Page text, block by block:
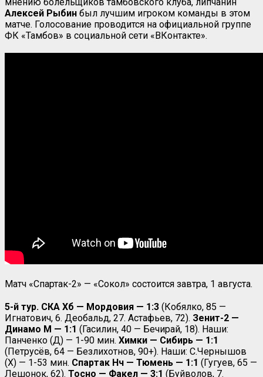
Алексей Рыбин был лучшим игроком команды в этом
матче. Голосование проводится на официальной группе
ФК «Тамбов» в социальной сети «ВКонтакте».
Матч «Спартак-2» — «Сокол» состоится завтра, 1 августа.
5-й тур. СКА Хб — Мордовия — 1:3 (Кобялко, 85 —
Игнатович, 6. Деобальд, 27. Астафьев, 72). Зенит-2 —
Динамо М — 1:1 (Гасилин, 40 — Бечирай, 18). Наши:
Панченко (Д) — 1-90 мин. Химки — Сибирь — 1:1
(Петрусёв, 64 — Безлихотнов, 90+). Наши: С.Чернышов
(Х) — 1-53 мин. Спартак Нч — Тюмень — 1:1 (Гугуев, 65 —
Лешонок, 62). Тосно — Факел — 3:1 (Буйволов, 7.